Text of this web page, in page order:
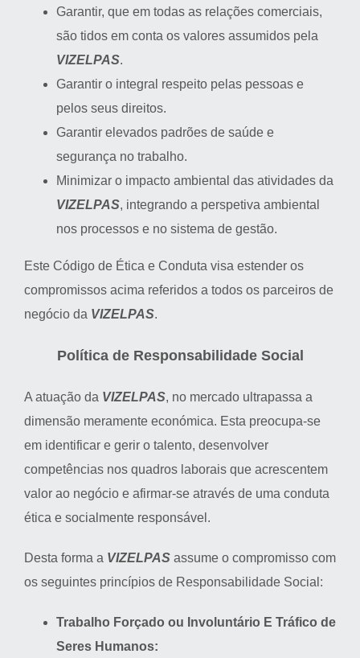
Garantir, que em todas as relações comerciais,
são tidos em conta os valores assumidos pela
VIZELPAS.
Garantir o integral respeito pelas pessoas e
pelos seus direitos.
Garantir elevados padrões de saúde e
segurança no trabalho.
Minimizar o impacto ambiental das atividades da
VIZELPAS, integrando a perspetiva ambiental
nos processos e no sistema de gestão.
Este Código de Ética e Conduta visa estender os
compromissos acima referidos a todos os parceiros de
negócio da VIZELPAS.
Política de Responsabilidade Social
A atuação da VIZELPAS, no mercado ultrapassa a
dimensão meramente económica. Esta preocupa-se
em identificar e gerir o talento, desenvolver
competências nos quadros laborais que acrescentem
valor ao negócio e afirmar-se através de uma conduta
ética e socialmente responsável.
Desta forma a VIZELPASassume o compromisso com
os seguintes princípios de Responsabilidade Social:
Trabalho Forçado ou Involuntário E Tráfico de
Seres Humanos: